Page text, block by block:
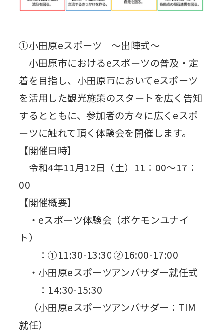
①小田原eスポーツ ～出陣式～
小田原市におけるeスポーツの普及・定
着を目指し、小田原市においてeスポーツ
を活用した観光施策のスタートを広く告知
するとともに、参加者の方々に広くeスポ
ーツに触れて頂く体験会を開催します。
【開催日時】
令和4年11月12日（土）11：00～17：
00
【開催概要】
・eスポーツ体験会（ポケモンユナイ
ト）
：①11:30-13:30 ②16:00-17:00
・小田原eスポーツアンバサダー就任式
：14:30-15:30
（小田原eスポーツアンバサダー：TIM
就任）